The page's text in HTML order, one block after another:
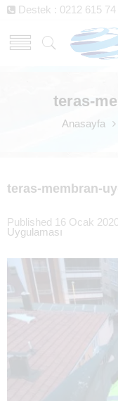
Destek : 0212 615 74
teras-
Anasayfa
teras-membran-
Published 16 Ocak
Uygulaması